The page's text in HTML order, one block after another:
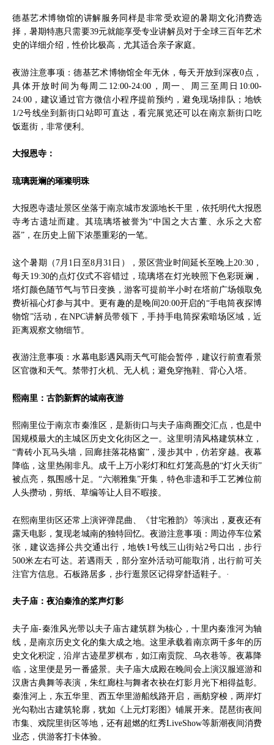
德基艺术博物馆的讲解服务同样是非常受欢迎的暑期文化消费选
择，暑期特惠只需要39元就能享受专业讲解员对于全球三百年艺术
史的详细介绍，性价比极高，尤其适合亲子家庭。
夜游注意事项：德基艺术博物馆全年无休，每天开放到深夜0点，
具体开放时间为每周二12:00-24:00，周一、周三至周日10:00-
24:00，建议通过官方微信小程序提前预约，避免现场排队；地铁
1/2号线坐到新街口站即可直达，看完展览还可以在南京新街口吃
饭逛街，非常便利。
大报恩寺：
琉璃斑斓的璀璨明珠
大报恩寺遗址景区坐落于南京城市发源地长干里，依托明代大报恩
寺考古遗址而建。其琉璃塔被誉为“中国之大古董、永乐之大窑
器”，在历史上留下浓墨重彩的一笔。
这个暑期（7月1日至8月31日），景区营业时间延长至晚上20:30，
每天19:30的点灯仪式不容错过，琉璃塔在灯光映照下色彩斑斓，
塔灯颜色随节气与节日变换，游客可提前半小时在塔前广场领取免
费祈福心灯参与其中。更有趣的是晚间20:00开启的“手电筒夜探博
物馆”活动，在NPC讲解员带领下，手持手电筒探索暗场区域，近
距离观察文物细节。
夜游注意事项：水幕电影遇风雨天气可能会暂停，建议行前查看景
区官微和天气。禁带打火机、无人机；避免穿拖鞋、背心入塔。
熙南里：古韵新辉的城南夜游
熙南里位于南京市秦淮区，是新街口与夫子庙商圈交汇点，也是中
国规模最大的主城区历史文化街区之一。这里明清风格建筑林立，
“青砖小瓦马头墙，回廊挂落花格窗”，漫步其中，仿若穿越。夜幕
降临，这里热闹非凡。成千上万小彩灯和红灯笼高悬的“灯火天街”
被点亮，氛围感十足。“六潮雅集”开集，特色非遗和手工艺摊位前
人头攒动，剪纸、草编等让人目不暇接。
在熙南里街区还常上演评弹昆曲、《甘宅雅韵》等演出，夏夜还有
露天电影，复现老城南的独特回忆。夜游注意事项：周边停车位紧
张，建议选择公共交通出行，地铁1号线三山街站2号口出，步行
500米左右可达。若遇雨天，部分室外活动可能取消，出行前可关
注官方信息。石板路居多，步行逛景区记得穿舒适鞋子。·
夫子庙：夜泊秦淮的桨声灯影
夫子庙-秦淮风光带以夫子庙古建筑群为核心，十里内秦淮河为轴
线，是南京历史文化的集大成之地。这里承载着南京两千多年的历
史文化积淀，沿岸古迹星罗棋布，如江南贡院、乌衣巷等。夜幕降
临，这里便是另一番盛景。夫子庙大成殿在晚间会上演汉服巡游和
汉唐古典舞等表演，朱红廊柱与舞者衣袂在灯影月光下相得益彰。
秦淮河上，东五华里、西五华里游船线路开启，画舫穿梭，两岸灯
光勾勒出古建筑轮廓，犹如《上元灯彩图》铺展开来。琵琶街夜间
市集、戏院里街区等地，还有超燃的红秀LiveShow等新潮夜间消费
业态，供游客打卡体验。